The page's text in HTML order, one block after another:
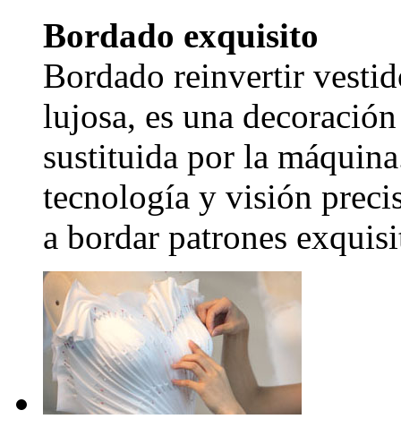
Bordado exquisito
Bordado reinvertir
lujosa, es una
sustituida por la
tecnología y visión
a bordar patrones